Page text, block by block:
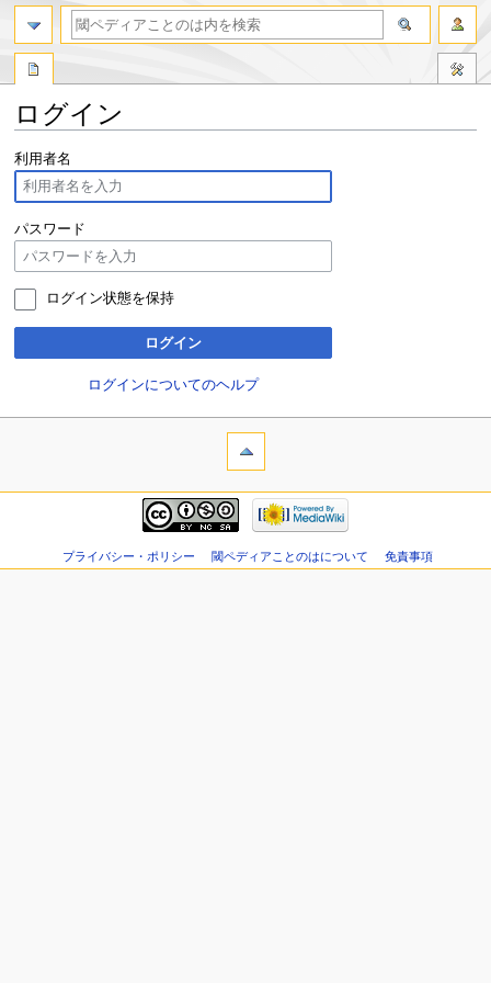
ログイン
ナ
ビ
ゲ
ー
シ
ョ
移
検
索
に
移
動
利用者名
パスワード
ログイン状態を保持
ログイン
ログインについてのヘルプ
プライバシー・ポリシー 閾ペディアことのはについて 免責事項